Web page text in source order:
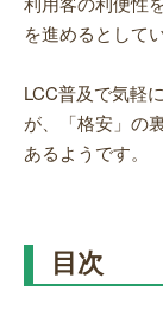
を進めるとして
LCC普及で気軽
が、「格安」の
あるようです。
目次